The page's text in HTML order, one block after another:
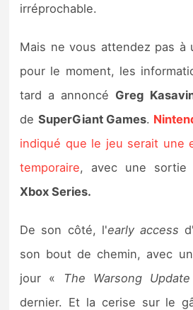
irréprochable.
Mais ne vous attendez pas à
pour le moment, les
tard a annoncé Greg
de SuperGiant Games.
indiqué que le jeu serait une
temporaire, avec une sortie
Xbox Series.
De son côté, l'early accessd'
son bout de chemin, avec
jour «
The Warsong Update
dernier. Et la cerise sur le